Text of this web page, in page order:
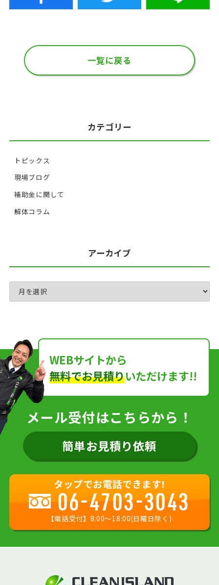
一覧に戻る
カテゴリー
トピックス
現場ブログ
補助金に関して
解体コラム
アーカイブ
WEBサイトから
無料でお見積りいただけます!!
メール受付はこちらから！
簡単お見積り依頼
タップでお電話できます!
06-4703-3043
【電話受付】8:00〜18:00(日曜日除く)